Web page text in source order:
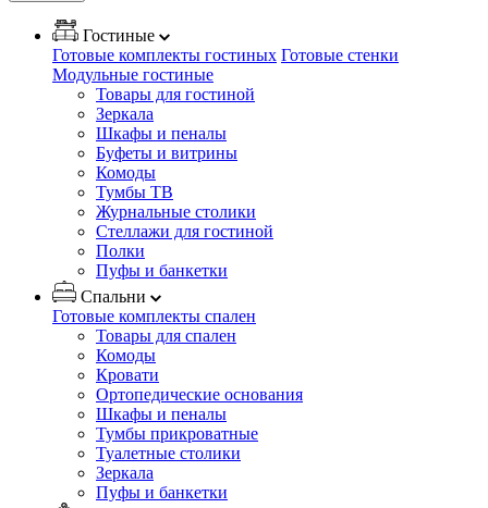
Гостиные
Готовые комплекты гостиных Готовые стенки
Модульные гостиные
Товары для гостиной
Зеркала
Шкафы и пеналы
Буфеты и витрины
Комоды
Тумбы ТВ
Журнальные столики
Стеллажи для гостиной
Полки
Пуфы и банкетки
Спальни
Готовые комплекты спален
Товары для спален
Комоды
Кровати
Ортопедические основания
Шкафы и пеналы
Тумбы прикроватные
Туалетные столики
Зеркала
Пуфы и банкетки